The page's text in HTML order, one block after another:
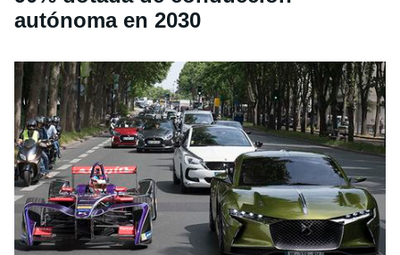
autónoma en 2030